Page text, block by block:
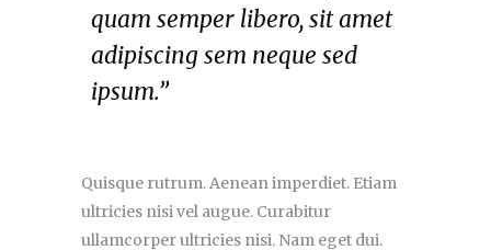
quam semper libero, sit amet
adipiscing sem neque sed
ipsum.”
Quisque rutrum. Aenean imperdiet. Etiam
ultricies nisi vel augue. Curabitur
ullamcorper ultricies nisi. Nam eget dui.